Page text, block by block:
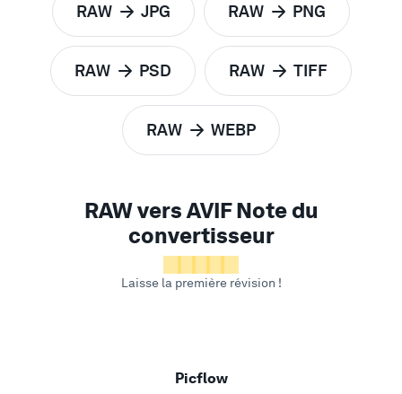
RAW pour
JPG RAW pour
PNG
RAW pour
PSD RAW pourTIFF
RAW pour
WEBP
RAW vers AVIF Note du
convertisseur
Laisse la première révision !
Picflow